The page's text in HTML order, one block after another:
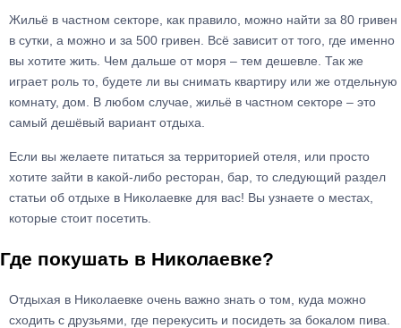
Жильё в частном секторе, как правило, можно найти за 80 гривен
в сутки, а можно и за 500 гривен. Всё зависит от того, где именно
вы хотите жить. Чем дальше от моря – тем дешевле. Так же
играет роль то, будете ли вы снимать квартиру или же отдельную
комнату, дом. В любом случае, жильё в частном секторе – это
самый дешёвый вариант отдыха.
Если вы желаете питаться за территорией отеля, или просто
хотите зайти в какой-либо ресторан, бар, то следующий раздел
статьи об отдыхе в Николаевке для вас! Вы узнаете о местах,
которые стоит посетить.
Где покушать в Николаевке?
Отдыхая в Николаевке очень важно знать о том, куда можно
сходить с друзьями, где перекусить и посидеть за бокалом пива.